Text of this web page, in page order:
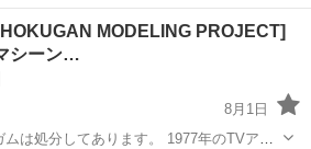
な方はご遠慮ください。 着払いで発
いたします。
MODELING PROJECT]
シーン…
8月1日
てあります。 1977年のTVアニ